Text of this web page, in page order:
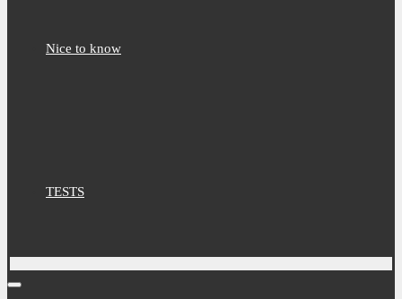
Nice to know
TESTS